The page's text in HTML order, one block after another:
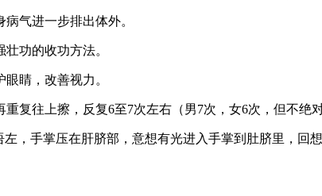
气进一步排出体外。
功的收功方法。
睛，改善视力。
复往上擦，反复6至7次左右（男7次，女6次，但不绝对
手掌压在肝脐部，意想有光进入手掌到肚脐里，回